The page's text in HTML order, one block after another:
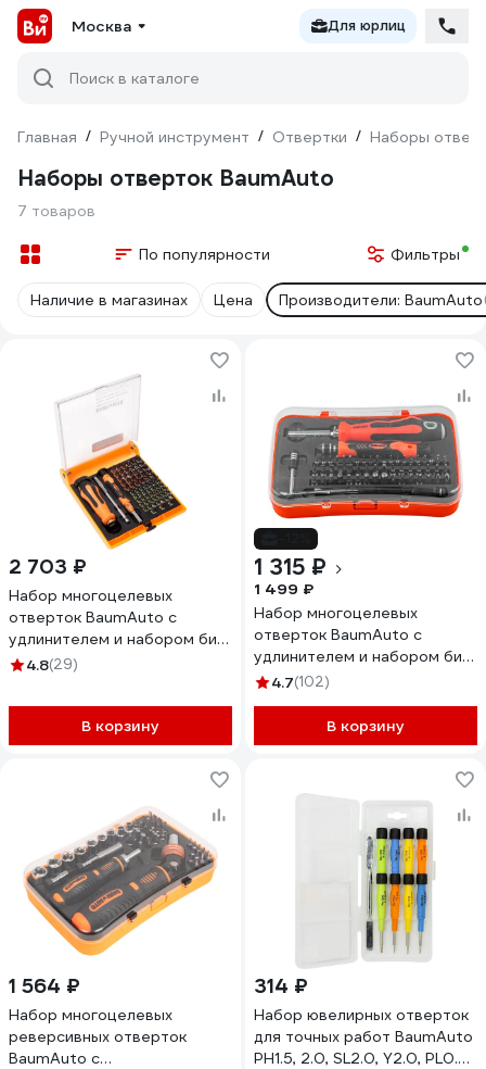
Москва Для юрлиц
Поиск в каталоге
Главная / Ручной инструмент / Отвертки / Наборы
Наборы отверток BaumAuto
7 товаров
По популярности Фильтры
Наличие в магазинах Цена Производители: BaumAuto
2 703 ₽
Набор многоцелевых
отверток BaumAuto с
удлинителем и набором бит
для точных работ t, th, h, sl,
футляре, 72 предмета BM-
30311172(18455)
4.8(29)
В корзину
1 315 ₽
1 499 ₽
Набор многоцелевых
отверток BaumAuto с
удлинителем и набором бит
для точных работ t, th, h, sl,
футляре, 57 предметов BM-
30311157(18454)
4.7(102)
В корзину
1 564 ₽
Набор многоцелевых
реверсивных отверток
BaumAuto с
314 ₽
Набор ювелирных отверток
для точных работ BaumAuto
PH1.5, 2.0, SL2.0, Y2.0, PL0.8,